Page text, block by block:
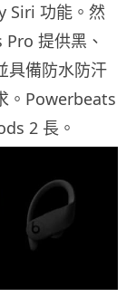
Siri 功能。然
提供黑、
具備防水防汗
。Powerbeats
2 長。